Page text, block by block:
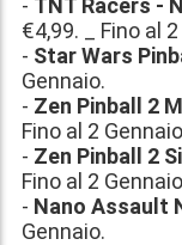
- TNT Racers -
€4,99. _ Fino al
- Star Wars
Gennaio.
- Zen Pinball 2
Fino al 2
- Zen Pinball 2
Fino al 2
- Nano Assault
Gennaio.